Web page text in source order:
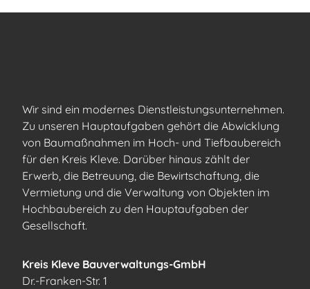
Wir sind ein modernes Dienstleistungsunternehmen.
Zu unseren Hauptaufgaben gehört die Abwicklung
von Baumaßnahmen im Hoch- und Tiefbaubereich
für den Kreis Kleve. Darüber hinaus zählt der
Erwerb, die Betreuung, die Bewirtschaftung, die
Vermietung und die Verwaltung von Objekten im
Hochbaubereich zu den Hauptaufgaben der
Gesellschaft.
Kreis Kleve Bauverwaltungs-GmbH
Dr.-Franken-Str. 1